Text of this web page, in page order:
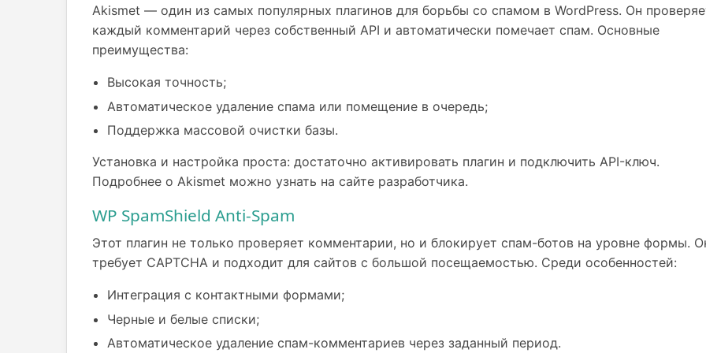
Akismet — один из самых популярных плагинов для борьбы со спамом в WordPress. Он
каждый комментарий через собственный API и автоматически помечает спам. Основные
преимущества:
Высокая точность;
Автоматическое удаление спама или помещение в очередь;
Поддержка массовой очистки базы.
Установка и настройка проста: достаточно активировать плагин и подключить API-ключ.
Подробнее о Akismet можно узнать на сайте разработчика.
WP SpamShield Anti-Spam
Этот плагин не только проверяет комментарии, но и блокирует спам-ботов на уровне формы.
требует CAPTCHA и подходит для сайтов с большой посещаемостью. Среди особенностей:
Интеграция с контактными формами;
Черные и белые списки;
Автоматическое удаление спам-комментариев через заданный период.